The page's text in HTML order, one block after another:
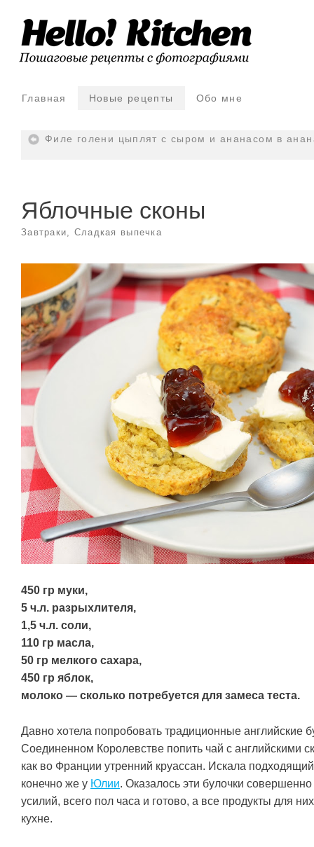
Главная Новые рецепты Обо мне
Филе голени цыплят с сыром и ананасом в
Яблочные сконы
Завтраки, Сладкая выпечка
450 гр муки,
5 ч.л. разрыхлителя,
1,5 ч.л. соли,
110 гр масла,
50 гр мелкого сахара,
450 гр яблок,
молоко — сколько потребуется для замеса теста.
Давно хотела попробовать традиционные английские
Соединенном Королевстве попить чай с английскими
как во Франции утренний круассан. Искала
конечно же у Юлии. Оказалось эти булочки
усилий, всего пол часа и готово, а все продукты для
кухне.